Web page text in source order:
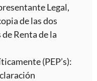
Legal,
de las dos
Renta de la
(PEP’s):